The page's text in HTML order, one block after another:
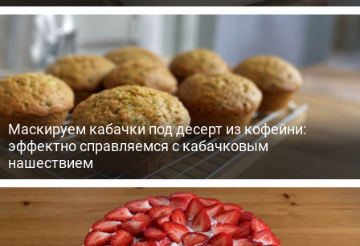
Маскируем кабачки под десерт из кофейни:
эффектно справляемся с кабачковым
нашествием